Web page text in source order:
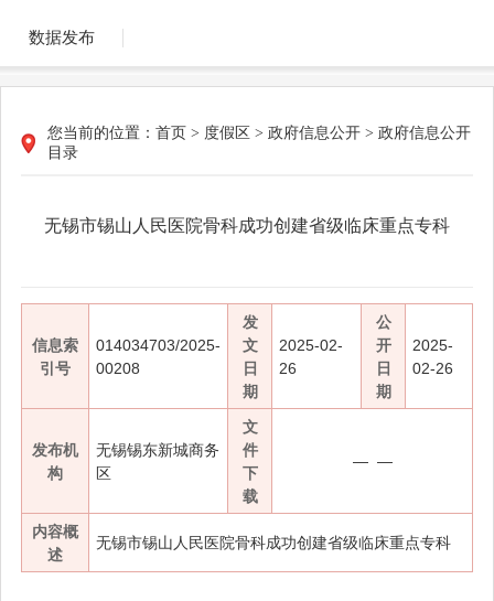
数据发布
您当前的位置： 首页 > 度假区 > 政府信息公开 > 政府信息公开
目录
无锡市锡山人民医院骨科成功创建省级临床重点专科
信息索
引号
014034703/2025-
00208
发
文
日
期
2025-02-
26
公
开
日
期
2025-
02-26
发布机
构
无锡锡东新城商务
区
文
件
下
载
— —
内容概
述
无锡市锡山人民医院骨科成功创建省级临床重点专科